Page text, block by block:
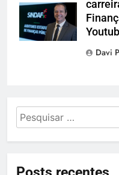
Presidente do
Sindaf-SC
Davi
Pesquisar
por: